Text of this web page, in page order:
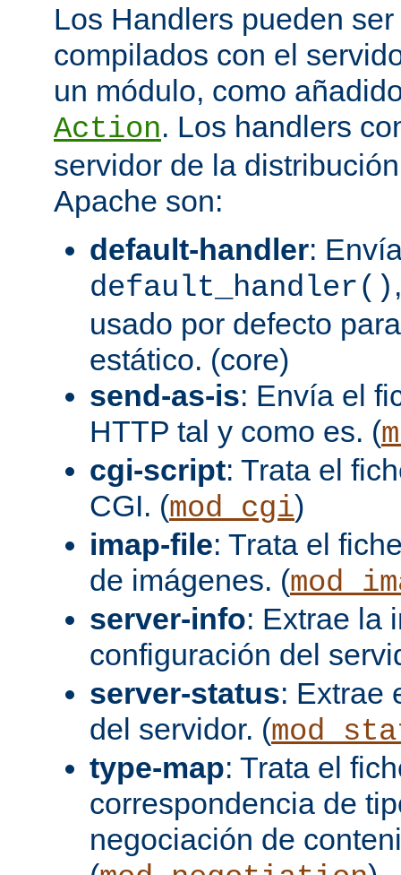
Los Handlers pueden
compilados con el
un módulo, como
Action. Los handlers
servidor de la
Apache son:
default-handler:
default_handler()
usado por defecto
estático. (core)
send-as-is: Envía el
HTTP tal y como es. (
cgi-script: Trata el
CGI. (mod_cgi)
imap-file: Trata el
de imágenes. (
server-info: Extrae la
configuración del
server-status: Extrae
del servidor. (
type-map: Trata el
correspondencia de
negociación de